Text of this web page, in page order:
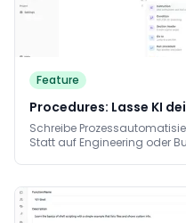
Feature
Procedures: Lasse KI
Schreibe
Statt auf Engineering oder
arbeitet den Prozess Schritt
intelligent, ohne Schritte zu